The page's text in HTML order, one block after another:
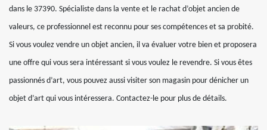
dans le 37390. Spécialiste dans la vente et le rachat d’objet ancien de
valeurs, ce professionnel est reconnu pour ses compétences et sa probité.
Si vous voulez vendre un objet ancien, il va évaluer votre bien et proposera
une offre qui vous sera intéressant si vous voulez le revendre. Si vous êtes
passionnés d’art, vous pouvez aussi visiter son magasin pour dénicher un
objet d’art qui vous intéressera. Contactez-le pour plus de détails.